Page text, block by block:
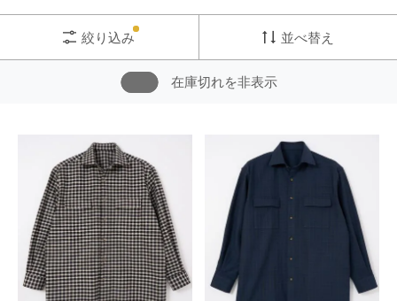
絞り込み 並べ替え
在庫切れを非表示